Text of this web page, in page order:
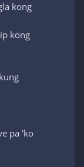
kong
kong
pa 'ko